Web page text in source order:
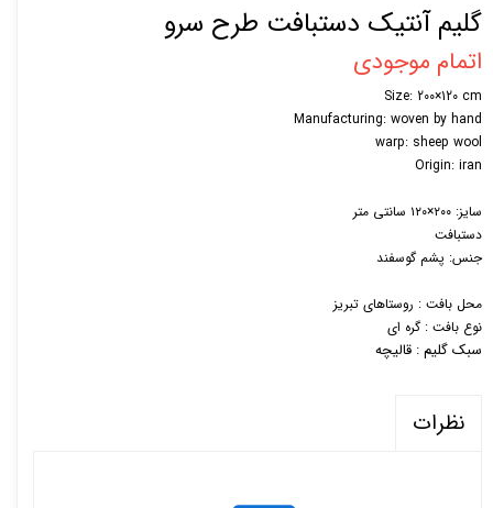
گلیم آنتیک دستبافت طرح سرو
اتمام موجودی
Size: 200×120 cm
Manufacturing: woven by hand
warp: sheep wool
Origin: iran
سایز: ۲۰۰×۱۲۰ سانتی متر
دستبافت
جنس: پشم گوسفند
محل بافت : روستاهای تبریز
نوع بافت : گره ای
سبک گلیم : قالیچه
نظرات